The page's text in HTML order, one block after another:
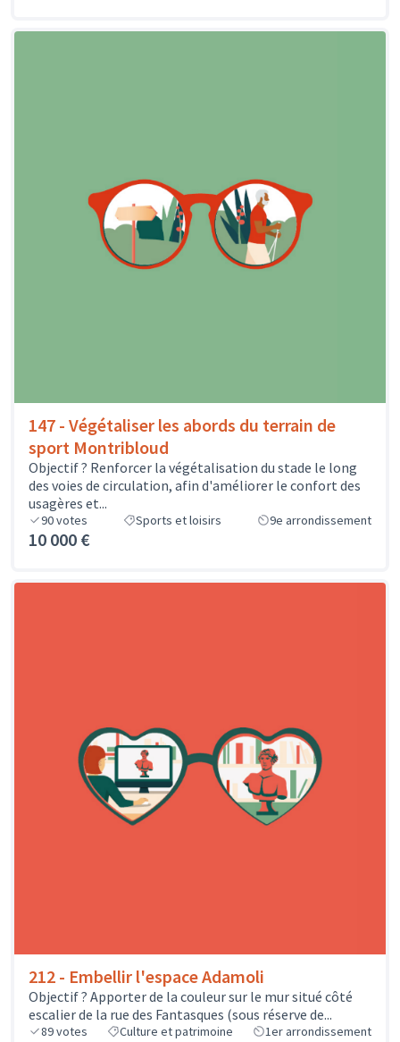
147 - Végétaliser les abords du terrain de
sport Montribloud
Objectif ? Renforcer la végétalisation du stade le long
des voies de circulation, afin d'améliorer le confort des
usagères et...
90votes Sports et loisirs 9e arrondissement
10 000 €
212 - Embellir l'espace Adamoli
Objectif ? Apporter de la couleur sur le mur situé côté
escalier de la rue des Fantasques (sous réserve de...
89votes Culture et patrimoine 1er arrondissement